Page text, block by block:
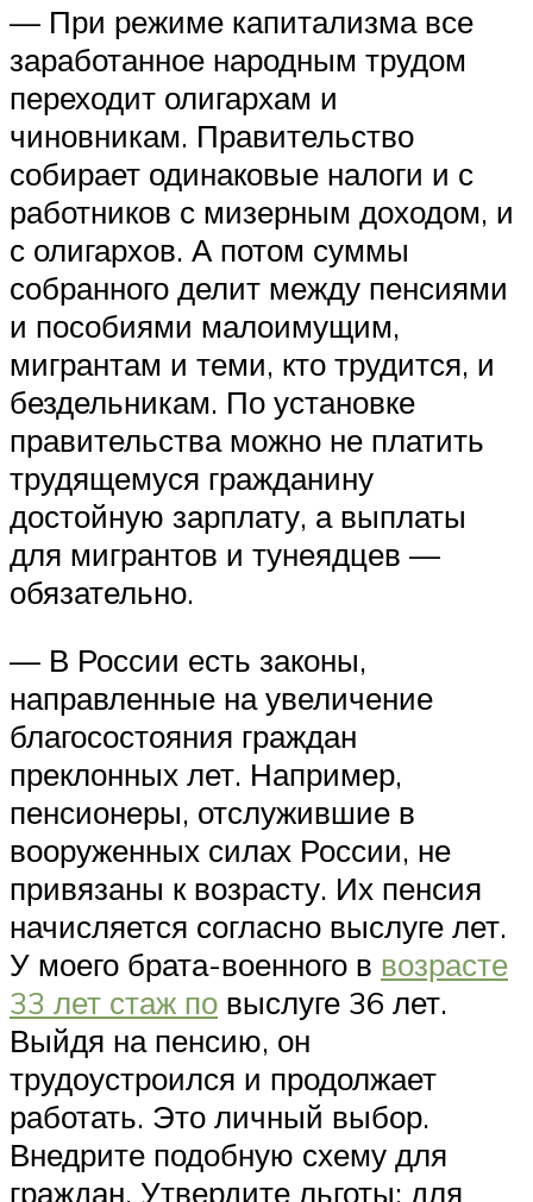
— При режиме капитализма все
заработанное народным трудом
переходит олигархам и
чиновникам. Правительство
собирает одинаковые налоги и с
работников с мизерным доходом, и
с олигархов. А потом суммы
собранного делит между пенсиями
и пособиями малоимущим,
мигрантам и теми, кто трудится, и
бездельникам. По установке
правительства можно не платить
трудящемуся гражданину
достойную зарплату, а выплаты
для мигрантов и тунеядцев —
обязательно.
— В России есть законы,
направленные на увеличение
благосостояния граждан
преклонных лет. Например,
пенсионеры, отслужившие в
вооруженных силах России, не
привязаны к возрасту. Их пенсия
начисляется согласно выслуге лет.
У моего брата-военного в возрасте
33 лет стаж по выслуге 36 лет.
Выйдя на пенсию, он
трудоустроился и продолжает
работать. Это личный выбор.
Внедрите подобную схему для
граждан. Утвердите льготы: для